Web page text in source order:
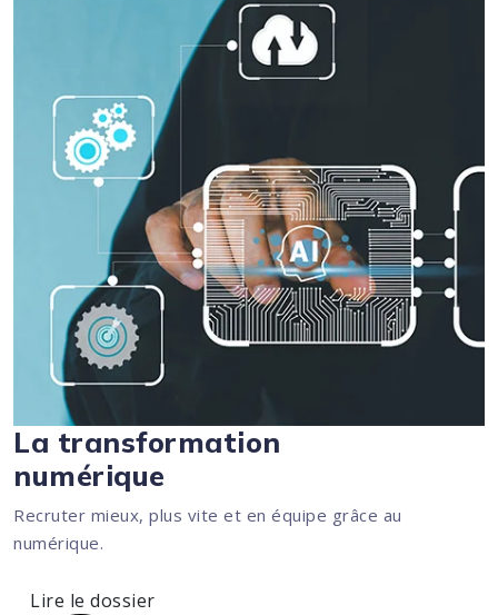
La transformation
numérique
Recruter mieux, plus vite et en équipe grâce au
numérique.
Lire le dossier